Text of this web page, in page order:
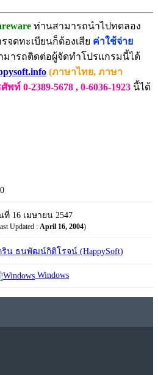
ท่านสามารถนำไปทดลอง
จดทะเบียนก็ต้องเสีย ค่าใช้จ่าย
มารถติดต่อผู้จัดทำโปรแกรมนี้ได้
(ภาษาไทย, ภาษา
พท์ 0-2389-5678 , 0-6036-1923 นี้ได้
ที่ 16 เมษายน 2547
Updated : April 16, 2004)
ริน ธนพัฒน์กิติโรจน์ (HappySoft)
Windows